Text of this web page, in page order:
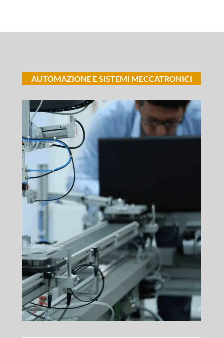
AUTOMAZIONE E SISTEMI MECCATRONICI